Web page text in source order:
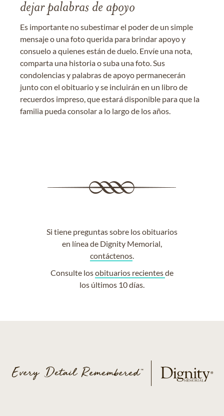
dejar palabras de apoyo
Es importante no subestimar el poder de un simple
mensaje o una foto querida para brindar apoyo y
consuelo a quienes están de duelo. Envíe una nota,
comparta una historia o suba una foto. Sus
condolencias y palabras de apoyo permanecerán
junto con el obituario y se incluirán en un libro de
recuerdos impreso, que estará disponible para que la
familia pueda consolar a lo largo de los años.
Si tiene preguntas sobre los obituarios
en línea de Dignity Memorial,
contáctenos.
Consulte losobituarios recientesde
los últimos 10 días.